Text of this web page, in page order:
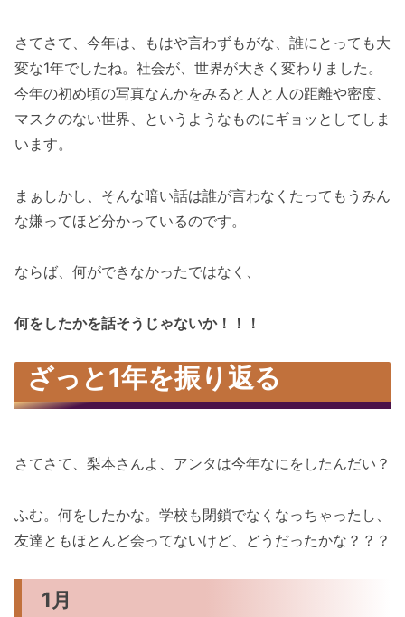
さてさて、今年は、もはや言わずもがな、誰にとっても大
変な1年でしたね。社会が、世界が大きく変わりました。
今年の初め頃の写真なんかをみると人と人の距離や密度、
マスクのない世界、というようなものにギョッとしてしま
います。
まぁしかし、そんな暗い話は誰が言わなくたってもうみん
な嫌ってほど分かっているのです。
ならば、何ができなかったではなく、
何をしたかを話そうじゃないか！！！
ざっと1年を振り返る
さてさて、梨本さんよ、アンタは今年なにをしたんだい？
ふむ。何をしたかな。学校も閉鎖でなくなっちゃったし、
友達ともほとんど会ってないけど、どうだったかな？？？
1月